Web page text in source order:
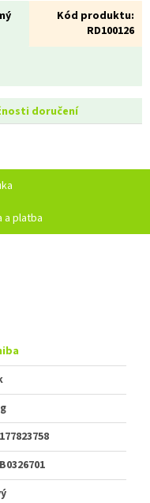
Kód produktu:
RD100126
doručení
a platba